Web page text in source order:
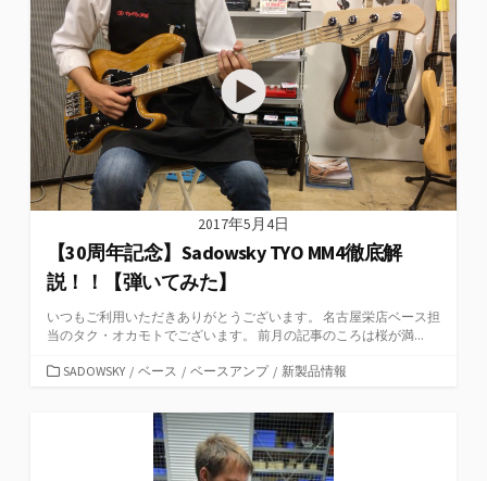
ー
2017年5月4日
【30周年記念】Sadowsky TYO MM4徹底解
説！！【弾いてみた】
いつもご利用いただきありがとうございます。 名古屋栄店ベース担
当のタク・オカモトでございます。 前月の記事のころは桜が満...
カSADOWSKY / ベース / ベースアンプ / 新製品情報